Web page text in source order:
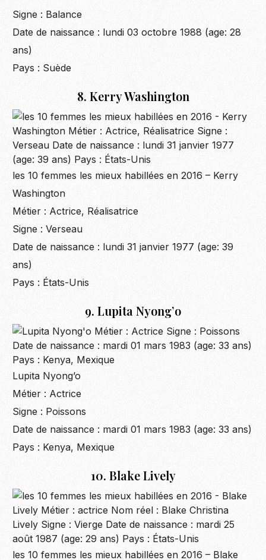
Signe : Balance
Date de naissance : lundi 03 octobre 1988 (age: 28
ans)
Pays : Suède
8. Kerry Washington
les 10 femmes les mieux habillées en 2016 – Kerry
Washington
Métier : Actrice, Réalisatrice
Signe : Verseau
Date de naissance : lundi 31 janvier 1977 (age: 39
ans)
Pays : États-Unis
9. Lupita Nyong’o
Lupita Nyong’o
Métier : Actrice
Signe : Poissons
Date de naissance : mardi 01 mars 1983 (age: 33 ans)
Pays : Kenya, Mexique
10. Blake Lively
les 10 femmes les mieux habillées en 2016 – Blake